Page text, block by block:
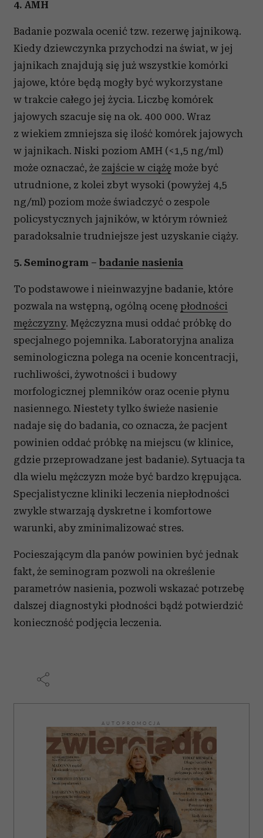
4. AMH
Badanie pozwala ocenić tzw. rezerwę jajnikową.
Kiedy dziewczynka przychodzi na świat, w jej
jajnikach znajdują się już wszystkie komórki
jajowe, które będą mogły być wykorzystane
w trakcie całego jej życia. Liczbę komórek
jajowych szacuje się na ok. 400 000. Wraz
z wiekiem zmniejsza się ilość komórek jajowych
w jajnikach. Niski poziom AMH (<1,5 ng/ml)
może oznaczać, że zajście w ciążę może być
utrudnione, z kolei zbyt wysoki (powyżej 4,5
ng/ml) poziom może świadczyć o zespole
policystycznych jajników, w którym również
paradoksalnie trudniejsze jest uzyskanie ciąży.
5. Seminogram – badanie nasienia
To podstawowe i nieinwazyjne badanie, które
pozwala na wstępną, ogólną ocenę płodności
mężczyzny. Mężczyzna musi oddać próbkę do
specjalnego pojemnika. Laboratoryjna analiza
seminologiczna polega na ocenie koncentracji,
ruchliwości, żywotności i budowy
morfologicznej plemników oraz ocenie płynu
nasiennego. Niestety tylko świeże nasienie
nadaje się do badania, co oznacza, że pacjent
powinien oddać próbkę na miejscu (w klinice,
gdzie przeprowadzane jest badanie). Sytuacja ta
dla wielu mężczyzn może być bardzo krępująca.
Specjalistyczne kliniki leczenia niepłodności
zwykle stwarzają dyskretne i komfortowe
warunki, aby zminimalizować stres.
Pocieszającym dla panów powinien być jednak
fakt, że seminogram pozwoli na określenie
parametrów nasienia, pozwoli wskazać potrzebę
dalszej diagnostyki płodności bądź potwierdzić
konieczność podjęcia leczenia.
AUTOPROMOCJA